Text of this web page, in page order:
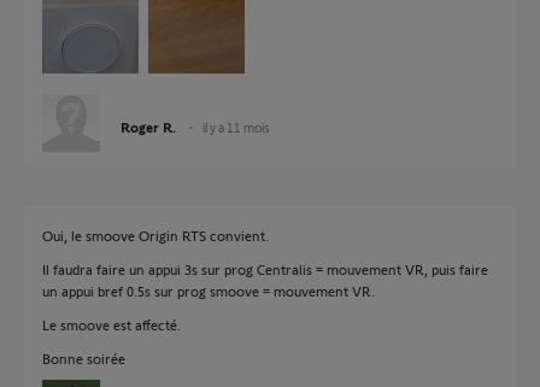
Roger R. il y a 11 mois
Oui, le smoove Origin RTS convient.
Il faudra faire un appui 3s sur prog Centralis = mouvement VR, puis faire
un appui bref 0.5s sur prog smoove = mouvement VR.
Le smoove est affecté.
Bonne soirée